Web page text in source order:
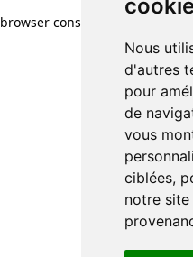
Nous
d'autres
pour
de
vous
ciblées,
notre
Nous
d'autres
pour
de
vous
ciblées,
notre
browser console for more